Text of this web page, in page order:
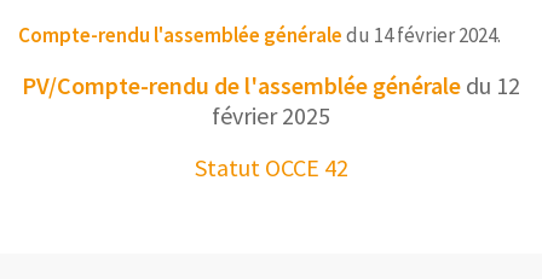
Compte-rendu l'assemblée généraledu 14 février 2024.
PV/Compte-rendu de l'assemblée générale du 12
février 2025
Statut OCCE 42